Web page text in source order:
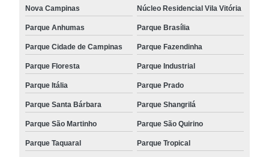
Nova Campinas Núcleo Residencial Vila Vitória
Parque Anhumas Parque Brasília
Parque Cidade de Campinas Parque Fazendinha
Parque Floresta Parque Industrial
Parque Itália Parque Prado
Parque Santa Bárbara Parque Shangrilá
Parque São Martinho Parque São Quirino
Parque Taquaral Parque Tropical